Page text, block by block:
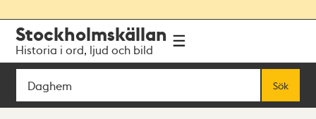
navigationen
huvudinnehållet
Stockholmskällan
Historia i ord, ljud och bild
Sök
Sök